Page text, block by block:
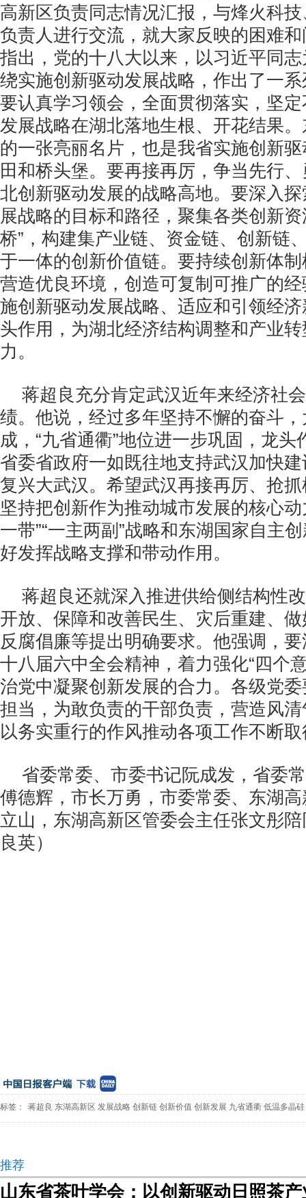
高新区负责同志情况汇报，与烽火科
负责人进行交流，就大家反映的困难
指出，党的十八大以来，以习近平同
绕实施创新驱动发展战略，作出了一
要认真学习领会，全面贯彻落实，坚
发展战略在湖北落地生根、开花结果
的一张亮丽名片，也是我省实施创新
田和桥头堡。要再接再厉，争当先行
北创新驱动发展的战略高地。要深入
展战略的目标和路径，聚集各类创新
桥”，构建集产业链、资金链、创新链
于一体的创新价值链。要持续创新体
营造优良环境，创造可复制可推广的
施创新驱动发展战略、适应和引领经
头作用，为湖北经济结构调整和产业
力。
蒋超良充分肯定武汉近年来经济社
绩。他说，经过多年坚持不懈的奋斗
成，“九省通衢”地位进一步巩固，龙
省委省政府一如既往地支持武汉加快
复兴大武汉。希望武汉再接再厉、抢
坚持把创新作为推动城市发展的核心
一带”“一主两副”战略和东湖国家自主
好发挥战略支撑和带动作用。
蒋超良还就深入推进供给侧结构性
开放、保障和改善民生、灾后重建、
反腐倡廉等提出明确要求。他强调，
十八届六中全会精神，着力强化“四个
治党中凝聚创新发展的合力。各级党
担当，为敢负责的干部负责，营造风
以务实重行的作风推动各项工作不断
省委常委、市委书记阮成发，省委
傅德辉，市长万勇，市委常委、东湖
立山，东湖高新区管委会主任张文彤
良英）
标签： 蒋超良 东湖高新区 发展战略 创新链 创新价值 创新发展 九省通衢 低温多晶硅
推荐
山东省茶叶学会：以创新驱动日照茶